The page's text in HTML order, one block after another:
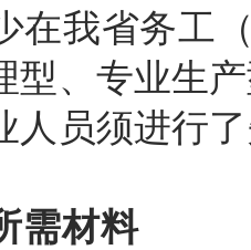
在我省务工
型、专业生
人员须进行
需材料